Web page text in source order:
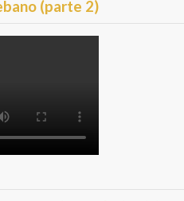
(parte 2)